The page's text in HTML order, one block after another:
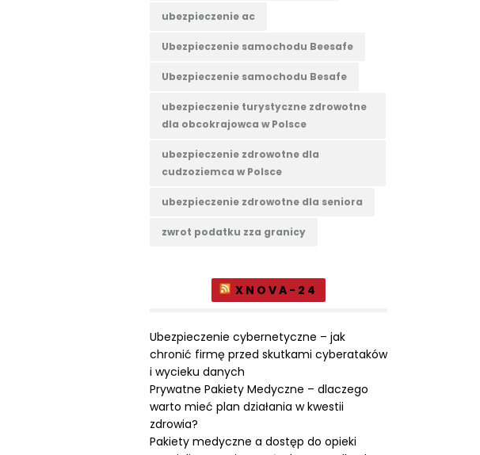
ubezpieczenie ac
Ubezpieczenie samochodu Beesafe
Ubezpieczenie samochodu Besafe
ubezpieczenie turystyczne zdrowotne
dla obcokrajowca w Polsce
ubezpieczenie zdrowotne dla
cudzoziemca w Polsce
ubezpieczenie zdrowotne dla seniora
zwrot podatku zza granicy
XNOVA-24
Ubezpieczenie cybernetyczne – jak
chronić firmę przed skutkami cyberataków
i wycieku danych
Prywatne Pakiety Medyczne – dlaczego
warto mieć plan działania w kwestii
zdrowia?
Pakiety medyczne a dostęp do opieki